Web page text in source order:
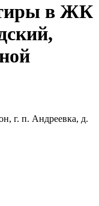
в ЖК
г. п. Андреевка, д.